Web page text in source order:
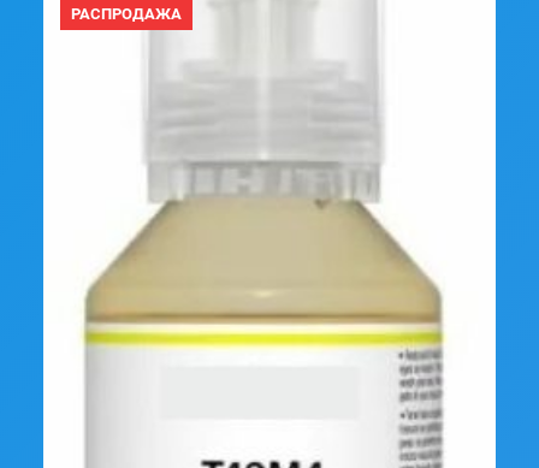
РАСПРОДАЖА ПРОДАВАЕМЫЙ
ТОВАР